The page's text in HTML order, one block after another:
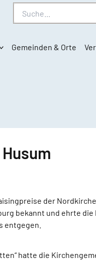
Suche
Gemeinden & Orte
der
bekannt und ehrte
entgegen.
hatte die